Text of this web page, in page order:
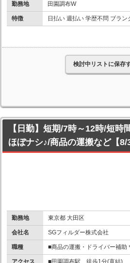
勤務地 田園調布W
特徴 日払い 週払い 学歴不問 ブラ
検討中リストに保存
【日勤】短期/7時～12時/短
ほぼナシ♪/商品の運搬など【8/
勤務地 東京都 大田区
会社名 SGフィルダー株式会社
職種 ■商品の運搬・ドライバー補助
アクセス ■田園調布駅 徒歩1分(直結)